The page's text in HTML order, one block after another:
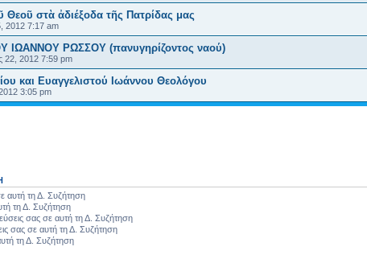
στὰ ἀδιέξοδα τῆς Πατρίδας μας
2012 7:17 am
ΙΩΑΝΝΟΥ ΡΩΣΣΟΥ (πανυγηρίζοντος ναού)
22, 2012 7:59 pm
και Ευαγγελιστού Ιωάννου Θεολόγου
3:05 pm
αυτή τη Δ. Συζήτηση
τη Δ. Συζήτηση
σας σε αυτή τη Δ. Συζήτηση
σας σε αυτή τη Δ. Συζήτηση
τη Δ. Συζήτηση